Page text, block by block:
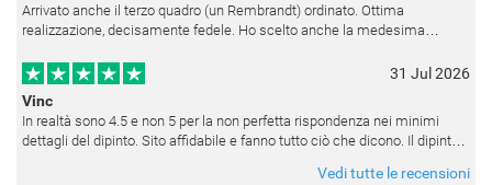
Arrivato anche il terzo quadro (un Rembrandt) ordinato. Ottima
realizzazione, decisamente fedele. Ho scelto anche la medesima
appesi
31 Jul 2026
Vinc
In realtà sono 4.5 e non 5 per la non perfetta rispondenza nei minimi
dettagli del dipinto. Sito affidabile e fanno tutto ciò che dicono. Il dipinto,
Vedi tutte le recensioni